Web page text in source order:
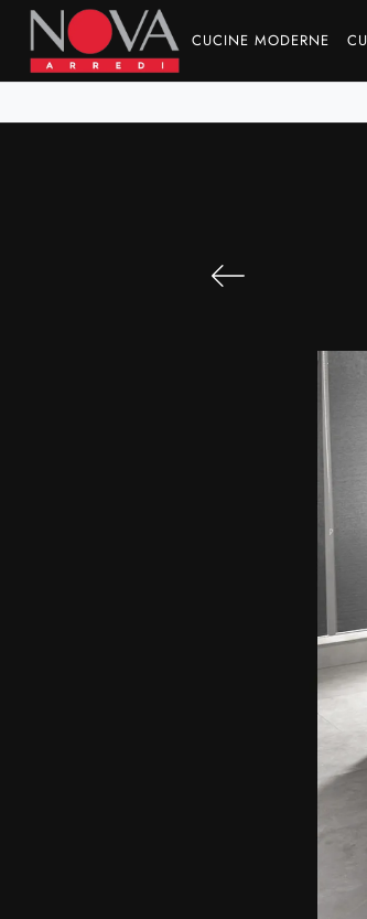
CUCINE MODERNE